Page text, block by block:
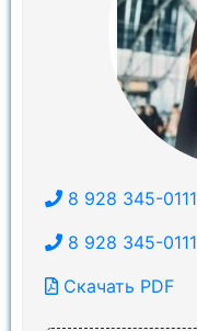
8 928 345-0111
8 928 345-0111
Скачать PDF